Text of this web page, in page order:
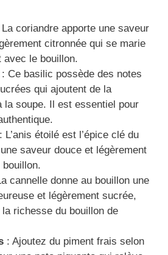
La coriandre apporte une saveur
citronnée qui se marie
avec le bouillon.
: Ce basilic possède des notes
qui ajoutent de la
la soupe. Il est essentiel pour
: L’anis étoilé est l’épice clé du
saveur douce et légèrement
cannelle donne au bouillon une
et légèrement sucrée,
richesse du bouillon de
: Ajoutez du piment frais selon